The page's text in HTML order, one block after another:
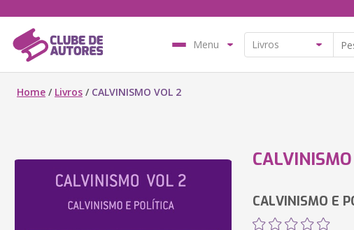
Menu
Home / Livros / CALVINISMO VOL 2
CALVINISMO E